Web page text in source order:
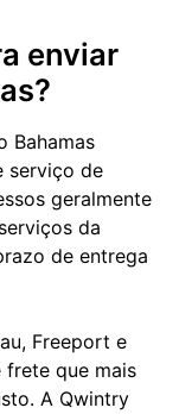
enviar
Bahamas
serviço de
geralmente
da
de entrega
Freeport e
frete que mais
A Qwintry